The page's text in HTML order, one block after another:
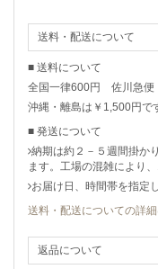
送料・配送について
■ 送料について
全国一律600円 佐川急便
沖縄・離島は￥1,500円で
■ 発送について
納期は約２－５週間掛か
ます。工場の混雑により
お届け日、時間帯を指定
送料・配送についての詳
返品について